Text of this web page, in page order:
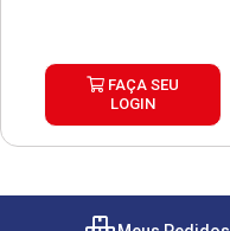
FAÇA SEU
LOGIN